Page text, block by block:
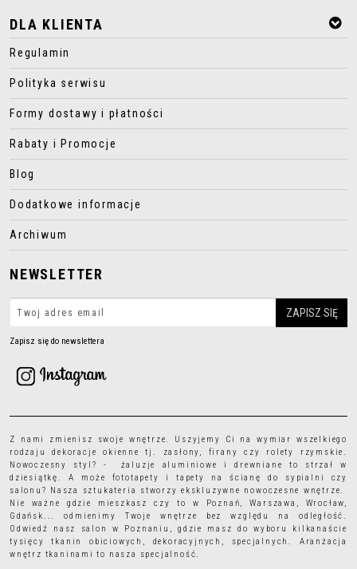
DLA KLIENTA
Regulamin
Polityka serwisu
Formy dostawy i płatności
Rabaty i Promocje
Blog
Dodatkowe informacje
Archiwum
NEWSLETTER
Zapisz się do newslettera
Z nami zmienisz swoje wnętrze. Uszyjemy Ci na wymiar wszelkiego
rodzajudekoracje okienne tj. zasłony, firany czy rolety rzymskie.
Nowoczesny styl? - żaluzje aluminiowe i drewniane to strzał w
dziesiątkę. A może fototapety i tapety
na ścianę do sypialni czy
salonu? Nasza sztukateria stworzy ekskluzywne nowoczesne wnętrze.
Nie ważne gdzie mieszkasz czy to w Poznań, Warszawa, Wrocław,
Gdańsk... odmienimy Twoje wnętrze bez względu na odległość.
Odwiedź nasz salon w Poznaniu, gdzie masz do wyboru kilkanaście
tysięcytkanin obiciowych , dekoracyjnych, specjalnych. Aranżacja
wnętrz tkaninami to nasza specjalność.